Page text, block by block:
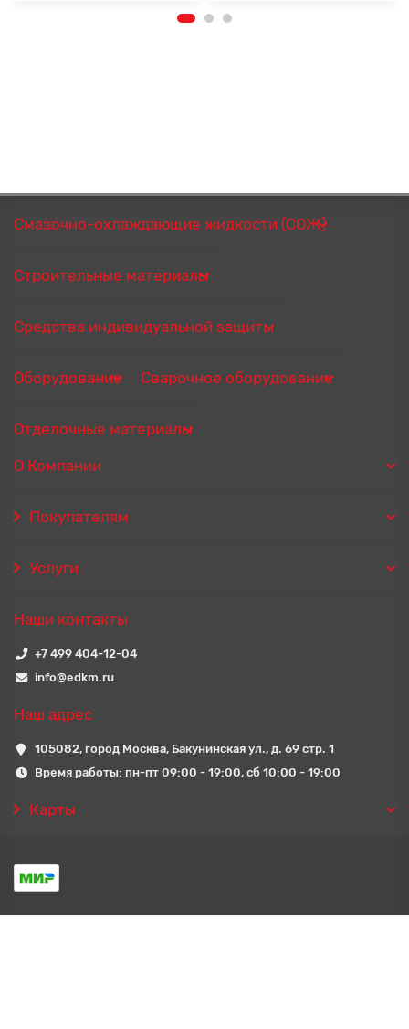
Смазочно-охлаждающие жидкости (СОЖ)
Строительные материалы
Средства индивидуальной защиты
Оборудование Сварочное оборудование
Отделочные материалы
О Компании
Покупателям
Услуги
Наши контакты
+7 499 404-12-04
info@edkm.ru
Наш адрес
105082, город Москва, Бакунинская ул., д. 69 стр. 1
Время работы: пн-пт 09:00 - 19:00, сб 10:00 - 19:00
Карты